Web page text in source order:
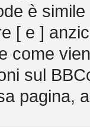
è
[ e ]
come
sul
pagina,